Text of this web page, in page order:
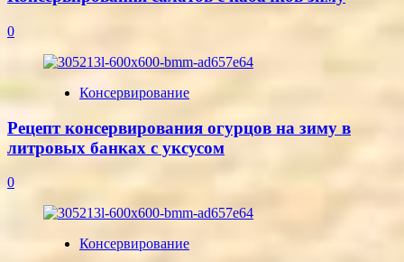
0
Консервирование
Рецепт консервирования огурцов на зиму в
литровых банках с уксусом
0
Консервирование